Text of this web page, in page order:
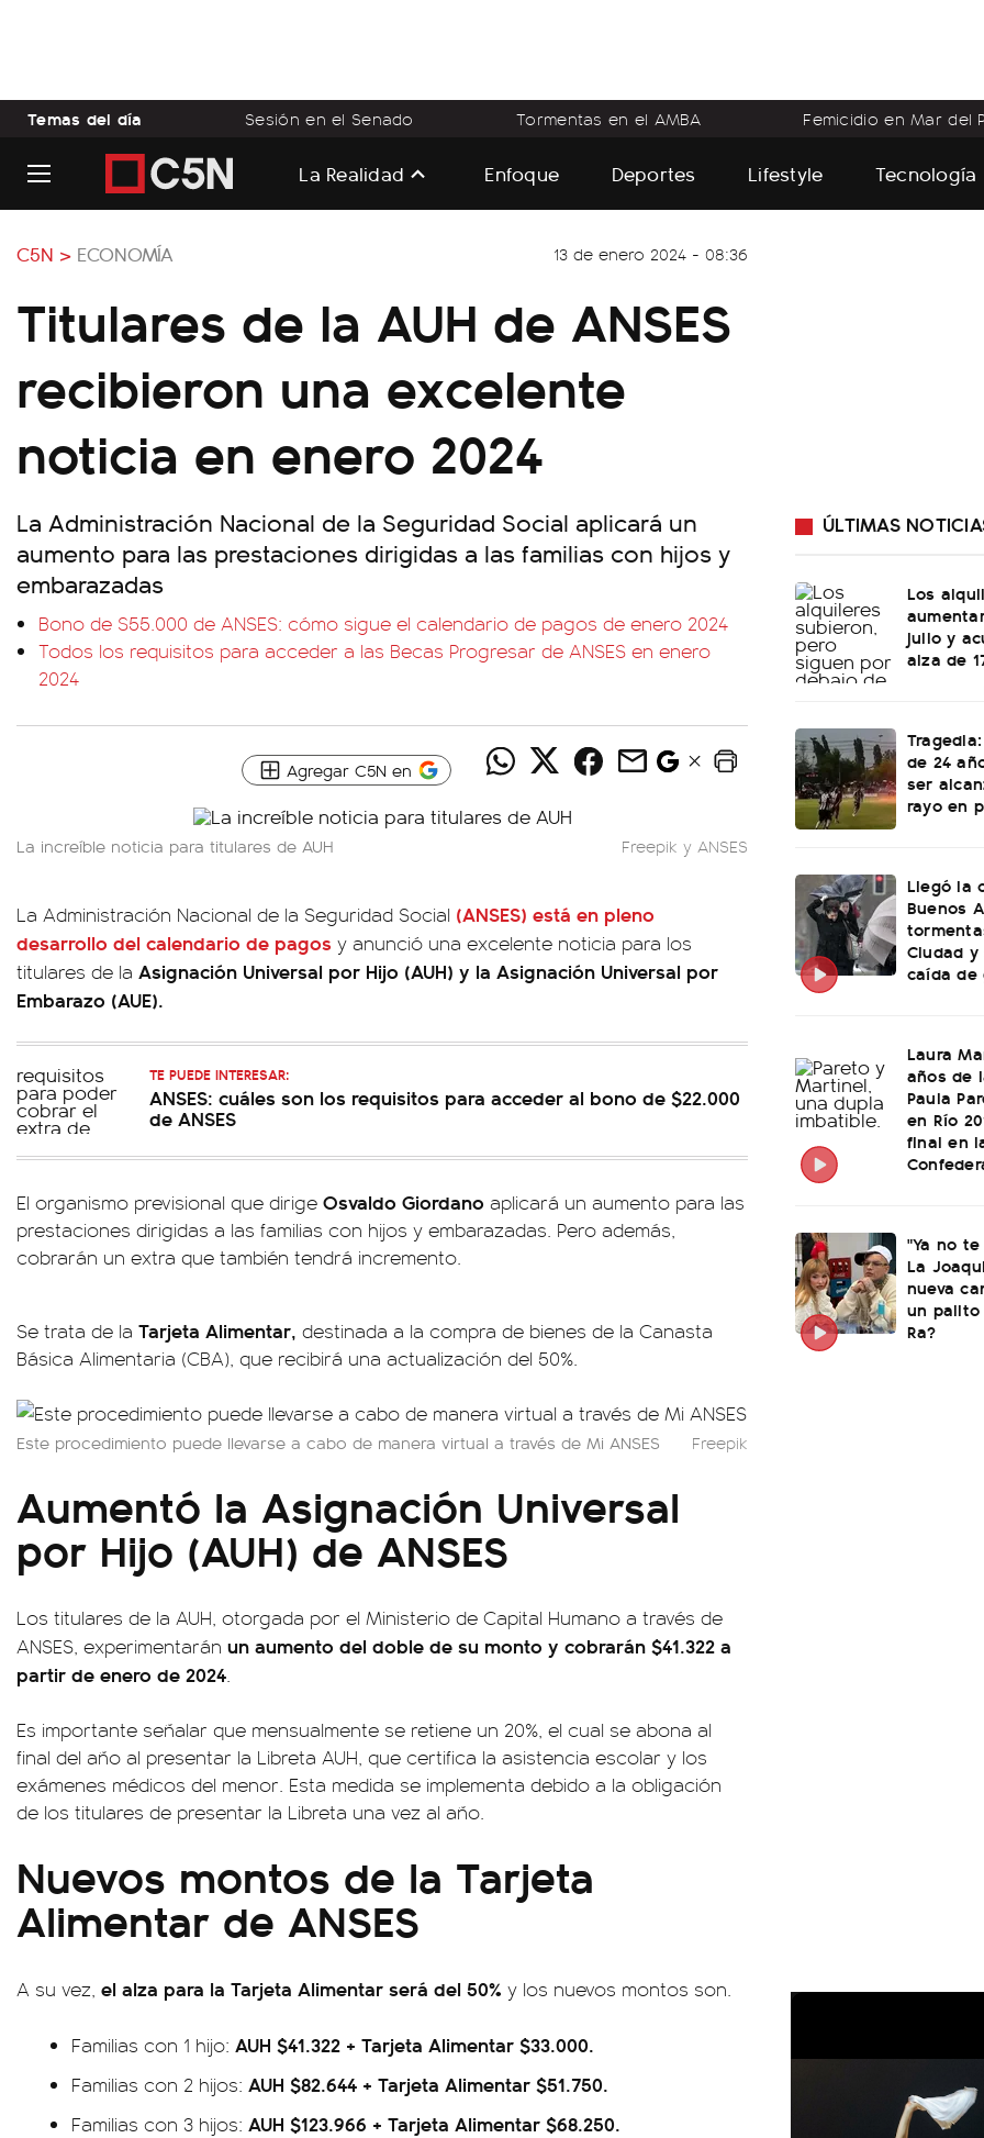
Temas del día Sesión en el Senado Tormentas en el AMBA Femicidio en Mar del
La Realidad Enfoque Deportes Lifestyle Tecnología
C5N > ECONOMÍA 13 de enero 2024 - 08:36
Titulares de la AUH de ANSES
recibieron una excelente
noticia en enero 2024
La Administración Nacional de la Seguridad Social aplicará un
aumento para las prestaciones dirigidas a las familias con hijos y
embarazadas
Bono de $55.000 de ANSES: cómo sigue el calendario de pagos de enero 2024
Todos los requisitos para acceder a las Becas Progresar de ANSES en enero
2024
Agregar C5N en
La increíble noticia para titulares de AUH Freepik y ANSES
La Administración Nacional de la Seguridad Social (ANSES) está en pleno
desarrollo del calendario de pagos y anunció una excelente noticia para los
titulares de la Asignación Universal por Hijo (AUH) y la Asignación Universal por
Embarazo (AUE).
TE PUEDE INTERESAR:
ANSES: cuáles son los requisitos para acceder al bono de $22.000
de ANSES
El organismo previsional que dirige Osvaldo Giordano aplicará un aumento para las
prestaciones dirigidas a las familias con hijos y embarazadas. Pero además,
cobrarán un extra que también tendrá incremento.
Se trata de la Tarjeta Alimentar, destinada a la compra de bienes de la Canasta
Básica Alimentaria (CBA), que recibirá una actualización del 50%.
Este procedimiento puede llevarse a cabo de manera virtual a través de Mi ANSES Freepik
Aumentó la Asignación Universal
por Hijo (AUH) de ANSES
Los titulares de la AUH, otorgada por el Ministerio de Capital Humano a través de
ANSES, experimentarán un aumento del doble de su monto y cobrarán $41.322 a
partir de enero de 2024.
Es importante señalar que mensualmente se retiene un 20%, el cual se abona al
final del año al presentar la Libreta AUH, que certifica la asistencia escolar y los
exámenes médicos del menor. Esta medida se implementa debido a la obligación
de los titulares de presentar la Libreta una vez al año.
Nuevos montos de la Tarjeta
Alimentar de ANSES
A su vez, el alza para la Tarjeta Alimentar será del 50% y los nuevos montos son.
Familias con 1 hijo: AUH $41.322 + Tarjeta Alimentar $33.000.
Familias con 2 hijos: AUH $82.644 + Tarjeta Alimentar $51.750.
Familias con 3 hijos: AUH $123.966 + Tarjeta Alimentar $68.250.
ÚLTIMAS
Los
julio y
alza de
de 24
ser
rayo en
Llegó la
Buenos
Ciudad
caída de
Laura
años de
Paula
en Río
final en
"Ya no
La
nueva
un palito
Ra?